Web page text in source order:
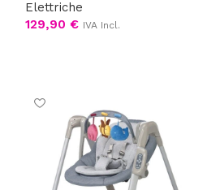
Elettriche
129,90 € IVA Incl.